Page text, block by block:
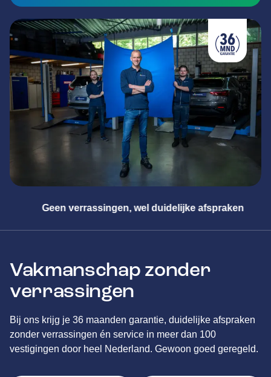
Geen verrassingen, wel duidelijke afspraken
Vakmanschap zonder
verrassingen
Bij ons krijg je 36 maanden garantie, duidelijke afspraken
zonder verrassingen én service in meer dan 100
vestigingen door heel Nederland. Gewoon goed geregeld.